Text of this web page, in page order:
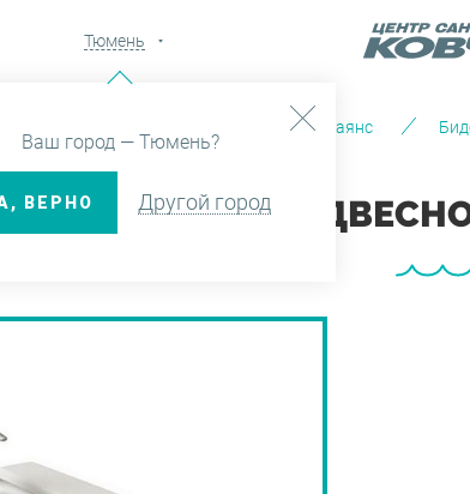
Тюмень
Ваш город — Тюмень?
ВЕРНО Другой город
Санфаянс
БИДЕ SMART